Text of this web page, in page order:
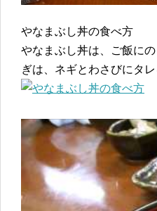
やなまぶし丼の食べ方
やなまぶし丼は、ご飯に
ぎは、ネギとわさびにタ